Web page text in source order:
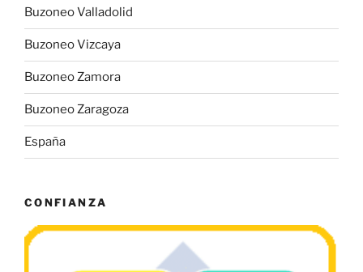
Buzoneo Valladolid
Buzoneo Vizcaya
Buzoneo Zamora
Buzoneo Zaragoza
España
CONFIANZA